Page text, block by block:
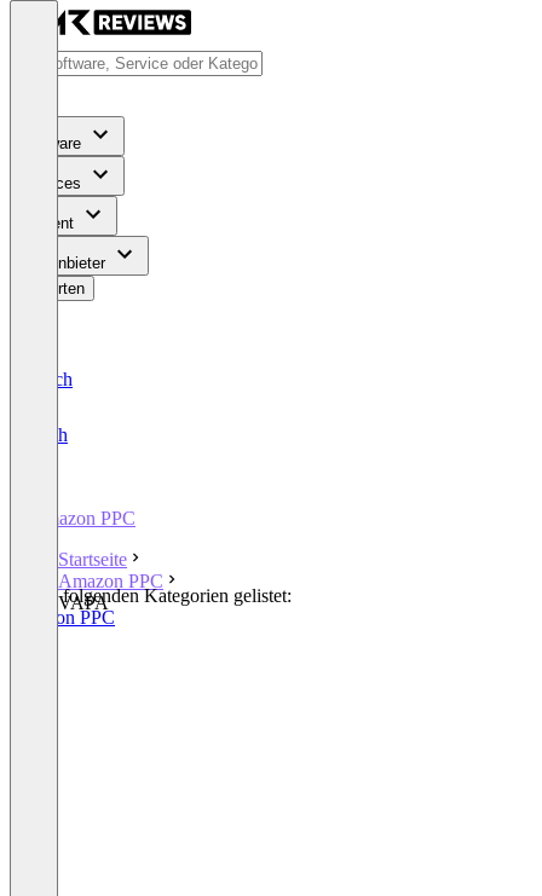
Software
Services
Content
Für Anbieter
Bewerten
Deutsch
English
Amazon PPC
Startseite
Amazon PPC
VAPA
In den folgenden Kategorien gelistet:
Amazon PPC